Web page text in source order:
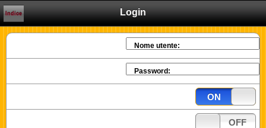
Login
Indice
Nome utente:
Password:
ON
OFF